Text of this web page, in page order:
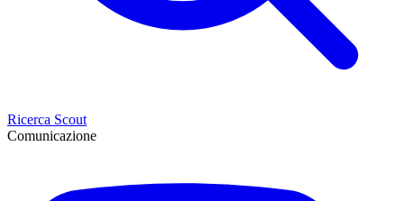
Ricerca Scout
Comunicazione